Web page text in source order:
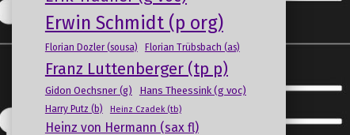
Erwin Schmidt (p org)
Florian Dozler (sousa) Florian Trübsbach (as)
Franz Luttenberger (tp p)
Gidon Oechsner (g) Hans Theessink (g voc)
Harry Putz (b) Heinz Czadek (tb)
Heinz von Hermann (sax fl)